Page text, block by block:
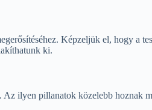
Képzeljük el, hogy a
ki.
ilyen pillanatok közelebb hoznak